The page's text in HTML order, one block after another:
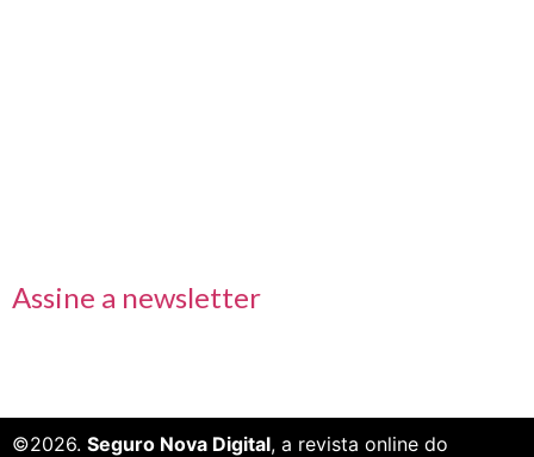
Assine a newsletter
©2026. Seguro Nova Digital, a revista online do